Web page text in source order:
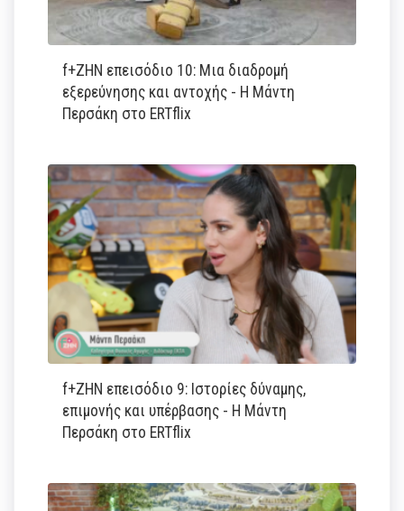
f+ΖΗΝ επεισόδιο 10: Μια διαδρομή
εξερεύνησης και αντοχής - Η Μάντη
Περσάκη στο ERTflix
f+ΖΗΝ επεισόδιο 9: Ιστορίες δύναμης,
επιμονής και υπέρβασης - Η Μάντη
Περσάκη στο ERTflix